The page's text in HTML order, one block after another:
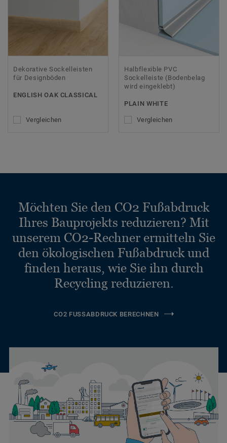
Dekorative Sockelleisten
für Designböden
ENGLISH OAK CLASSICAL
Vergleichen
Halbflexible PVC
Sockelleiste (Bodenbelag
wird eingeklebt)
PLAIN WHITE
Vergleichen
Möchten Sie den CO2 Fußabdruck
Ihres Bauprojekts reduzieren? Mit
unserem CO2-Rechner ermitteln Sie
den ökologischen Fußabdruck und
finden heraus, wie Sie ihn durch
Recycling reduzieren.
CO2 FUSSABDRUCK BERECHNEN